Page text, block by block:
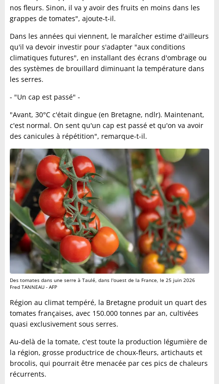
nos fleurs. Sinon, il va y avoir des fruits en moins dans les
grappes de tomates", ajoute-t-il.
Dans les années qui viennent, le maraîcher estime d'ailleurs
qu'il va devoir investir pour s'adapter "aux conditions
climatiques futures", en installant des écrans d'ombrage ou
des systèmes de brouillard diminuant la température dans
les serres.
- "Un cap est passé" -
"Avant, 30°C c'était dingue (en Bretagne, ndlr). Maintenant,
c'est normal. On sent qu'un cap est passé et qu'on va avoir
des canicules à répétition", remarque-t-il.
Des tomates dans une serre à Taulé, dans l'ouest de la France, le 25 juin 2026
Fred TANNEAU - AFP
Région au climat tempéré, la Bretagne produit un quart des
tomates françaises, avec 150.000 tonnes par an, cultivées
quasi exclusivement sous serres.
Au-delà de la tomate, c'est toute la production légumière de
la région, grosse productrice de choux-fleurs, artichauts et
brocolis, qui pourrait être menacée par ces pics de chaleurs
récurrents.